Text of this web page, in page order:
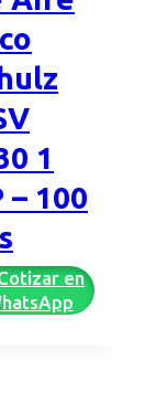
1
– 100
en